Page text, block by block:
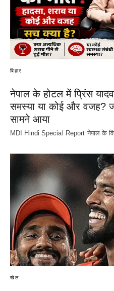
बिहार
नेपाल के होटल में प्रिंस
समस्या या कोई और वजह?
सामने आया
MDI Hindi Special Report नेपाल के
खेल